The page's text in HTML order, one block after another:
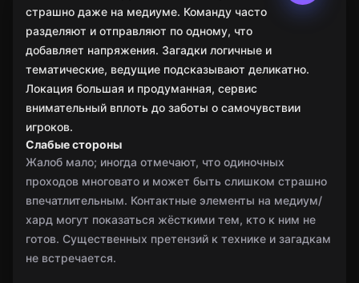
страшно даже на медиуме. Команду часто
разделяют и отправляют по одному, что
добавляет напряжения. Загадки логичные и
тематические, ведущие подсказывают деликатно.
Локация большая и продуманная, сервис
внимательный вплоть до заботы о самочувствии
игроков.
Слабые стороны
Жалоб мало; иногда отмечают, что одиночных
проходов многовато и может быть слишком страшно
впечатлительным. Контактные элементы на медиум/
хард могут показаться жёсткими тем, кто к ним не
готов. Существенных претензий к технике и загадкам
не встречается.